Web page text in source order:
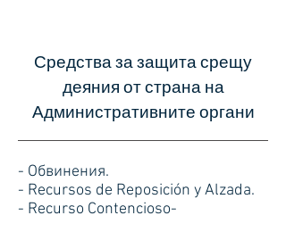
Средства за защита срещу
деяния от страна на
Административните органи
- Обвинения.
- Recursos de Reposición y Alzada.
- Recurso Contencioso-